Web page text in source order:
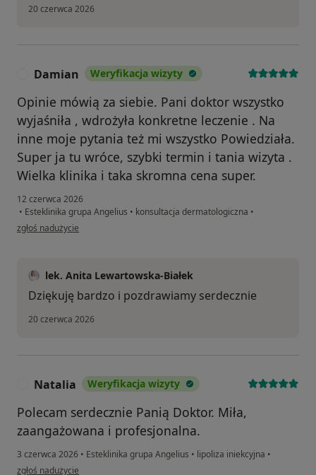
20 czerwca 2026
Damian Weryfikacja wizyty
Opinie mówią za siebie. Pani doktor wszystko
wyjaśniła , wdrożyła konkretne leczenie . Na
inne moje pytania też mi wszystko Powiedziała.
Super ja tu wróce, szybki termin i tania wizyta .
Wielka klinika i taka skromna cena super.
12 czerwca 2026
• Esteklinika grupa Angelius • konsultacja dermatologiczna •
w opinii użytkownika Damian
zgłoś nadużycie
lek. Anita Lewartowska-Białek
Dziękuję bardzo i pozdrawiamy serdecznie
20 czerwca 2026
Natalia Weryfikacja wizyty
Polecam serdecznie Panią Doktor. Miła,
zaangażowana i profesjonalna.
3 czerwca 2026 • Esteklinika grupa Angelius • lipoliza iniekcyjna •
w opinii użytkownika Natalia
zgłoś nadużycie